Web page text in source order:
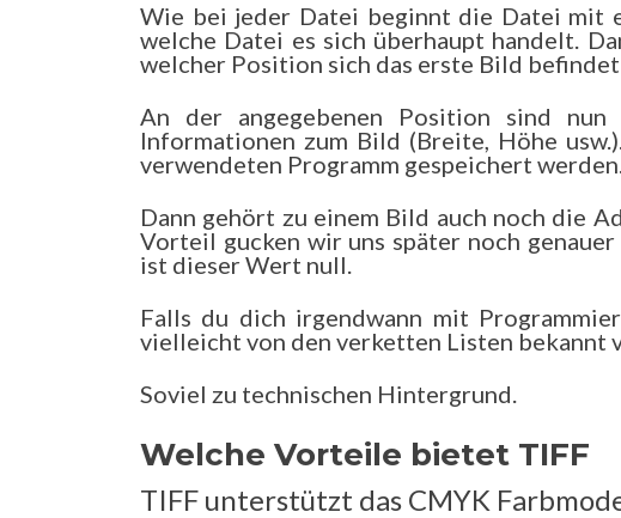
Wie bei jeder Datei beginnt die Datei mit
welche Datei es sich überhaupt handelt.
welcher Position sich das erste Bild
An der angegebenen Position sind nun
Informationen zum Bild (Breite, Höhe
verwendeten Programm gespeichert
Dann gehört zu einem Bild auch noch die
Vorteil gucken wir uns später noch
ist dieser Wert null.
Falls du dich irgendwann mit
vielleicht von den verketten Listen bekannt
Soviel zu technischen Hintergrund.
Welche Vorteile bietet TIFF
TIFF unterstützt das CMYK